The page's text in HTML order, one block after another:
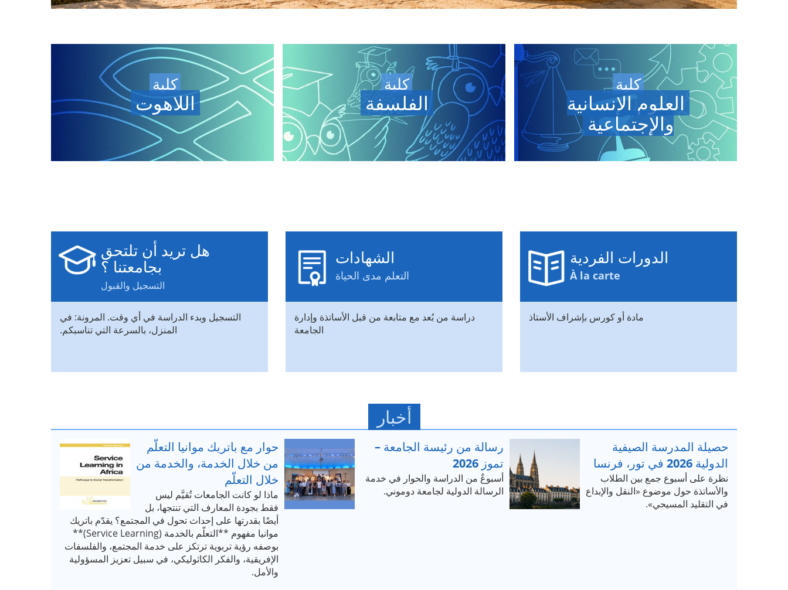
كلية
اللاهوت
كلية
الفلسفة
كلية
العلوم الإنسانية
والإجتماعية
هل تريد أن تلتحق
بجامعتنا ؟
التسجيل والقبول
التسجيل وبدء الدراسة في أي وقت. المرونة: في
المنزل، بالسرعة التي تناسبكم.
الشهادات
التعلم مدى الحياة
دراسة من بُعد مع متابعة من قبل الأساتذة وإدارة
الجامعة
الدورات الفردية
À la carte
مادة أو كورس بإشراف الأستاذ
أخبار
حوار مع باتريك موانيا التعلّم
من خلال الخدمة، والخدمة من
خلال التعلّم
ماذا لو كانت الجامعات تُقيَّم ليس
فقط بجودة المعارف التي تنتجها، بل
أيضًا بقدرتها على إحداث تحول في المجتمع؟ يقدّم باتريك
موانيا مفهوم **التعلّم بالخدمة (Service Learning)**
بوصفه رؤية تربوية ترتكز على خدمة المجتمع، والفلسفات
الإفريقية، والفكر الكاثوليكي، في سبيل تعزيز المسؤولية
والأمل.
رسالة من رئيسة الجامعة –
تموز 2026
أسبوعٌ من الدراسة والحوار في خدمة
الرسالة الدولية لجامعة دوموني.
حصيلة المدرسة الصيفية
الدولية 2026 في تور، فرنسا
نظرة على أسبوع جمع بين الطلاب
والأساتذة حول موضوع «النقل والإبداع
في التقليد المسيحي».